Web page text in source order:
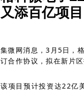
又添百亿项目
集微网消息，3月5日，
订合作协议，拟在新片
该项目预计投资达22亿